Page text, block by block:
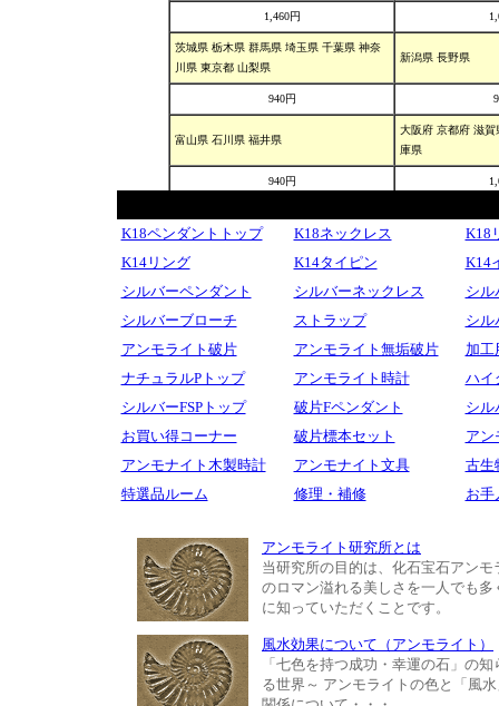
K18ペンダントトップ K18ネックレス
K18
K14リング
K14タイピン
K14
シルバーペンダント
シルバーネックレス
シル
シルバーブローチ
ストラップ
シル
アンモライト破片
アンモライト無垢破片
加工
ナチュラルPトップ
アンモライト時計
ハイ
シルバーFSPトップ
破片Fペンダント
シル
お買い得コーナー
破片標本セット
アン
アンモナイト木製時計
アンモナイト文具
古生
特選品ルーム
修理・補修 お手
アンモライト研究所とは
当研究所の目的は、化石宝石アンモ
のロマン溢れる美しさを一人でも多
に知っていただくことです。
風水効果について（アンモライト）
「七色を持つ成功・幸運の石」の知
る世界～ アンモライトの色と「風